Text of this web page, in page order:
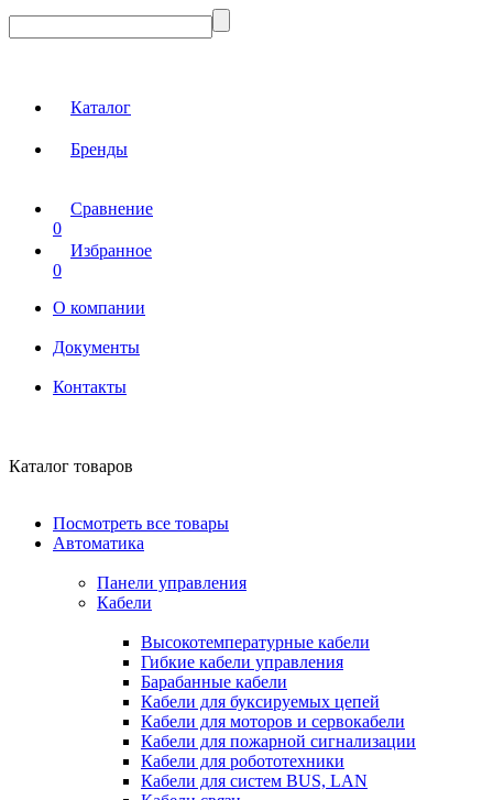
Каталог
Бренды
Сравнение
0
Избранное
0
О компании
Документы
Контакты
Каталог товаров
Посмотреть все товары
Автоматика
Панели управления
Кабели
Высокотемпературные кабели
Гибкие кабели управления
Барабанные кабели
Кабели для буксируемых цепей
Кабели для моторов и сервокабели
Кабели для пожарной сигнализации
Кабели для робототехники
Кабели для систем BUS, LAN